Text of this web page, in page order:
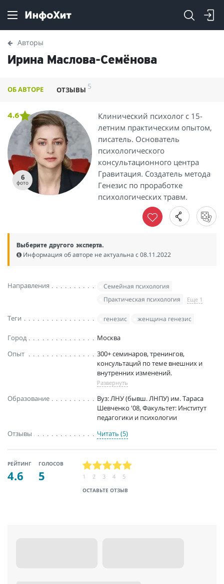
Авторы
Ирина Маслова-Семёнова
ОБ АВТОРЕ ОТЗЫВЫ 5
6
фото
4.6
Клинический психолог с 15-
летним практическим опытом,
писатель. Основатель
психологического
консультационного центра
Гравитация. Создатель метода
Генезис по проработке
психологических травм.
Выберите другого эксперта.
Информация об авторе не актуальна c 08.11.2022
Направления
Семейная психология
Практическая психология
Еще 1
Теги генезис женщина генезис
Город
Москва
Опыт
300+ семинаров, тренингов,
консультаций по теме внешних и
внутренних изменений.
Развернуть
Образование
Вуз: ЛНУ (бывш. ЛНПУ) им. Тараса
Шевченко '08, Факультет: Институт
педагогики и психологии
Отзывы
Читать (5)
РЕЙТИНГ
4.6
ГОЛОСОВ
5
ОСТАВЬТЕ ОТЗЫВ
1 2 3 4 5